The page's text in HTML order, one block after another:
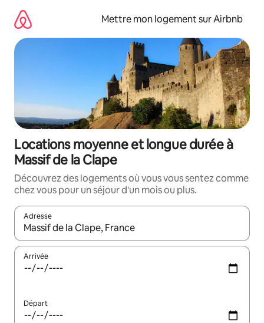
directement
contenu
Mettre mon logement sur Airbnb
Locations moyenne et longue durée à
Massif de la Clape
Découvrez des logements où vous vous sentez comme
chez vous pour un séjour d'un mois ou plus.
Adresse
Lorsque les résultats s'affichent, utilisez les flèches vers le
Arrivée
Départ